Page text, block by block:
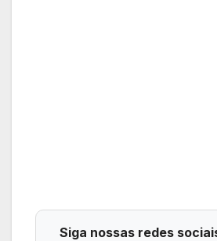
Siga nossas redes